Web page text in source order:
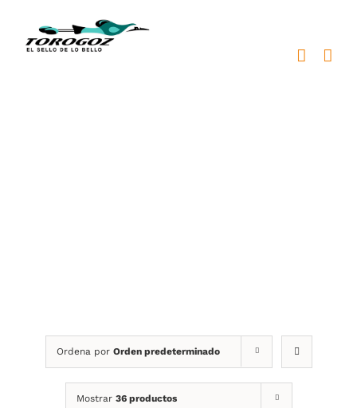
contenido
Ordena por Orden predeterminado
Mostrar 36 productos